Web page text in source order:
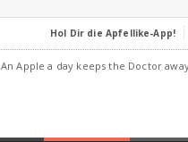
Hol Dir die Apfellike-App!
An Apple a day keeps the Doctor